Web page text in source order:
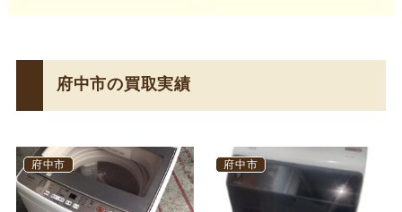
府中市の買取実績
府中市 府中市